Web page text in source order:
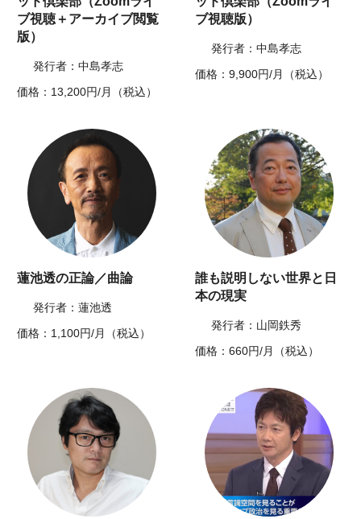
ブ視聴＋アーカイブ閲覧
版）
発行者：中島孝志
価格：13,200円/月（税込）
ブ視聴版）
発行者：中島孝志
価格：9,900円/月（税込）
蓮池透の正論／曲論
発行者：蓮池透
価格：1,100円/月（税込）
誰も説明しない世界と日
本の現実
発行者：山岡鉄秀
価格：660円/月（税込）